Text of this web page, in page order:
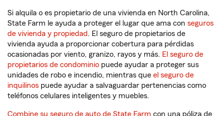
Si alquila o es propietario de una vivienda en North Carolina,
State Farm le ayuda a proteger el lugar que ama con seguros
de vivienda y propiedad. El seguro de propietarios de
vivienda ayuda a proporcionar cobertura para pérdidas
ocasionadas por viento, granizo, rayos y más. El seguro de
propietarios de condominio puede ayudar a proteger sus
unidades de robo e incendio, mientras que el seguro de
inquilinos puede ayudar a salvaguardar pertenencias como
teléfonos celulares inteligentes y muebles.
Combine su seguro de auto de State Farm con una póliza de